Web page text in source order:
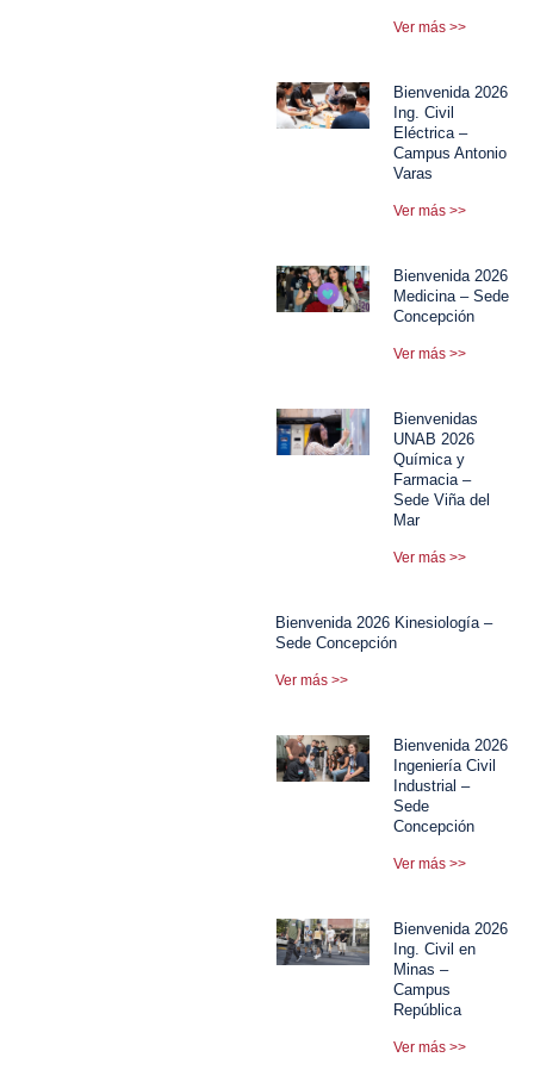
Ver más >>
Bienvenida 2026
Ing. Civil
Eléctrica –
Campus Antonio
Varas
Ver más >>
Bienvenida 2026
Medicina – Sede
Concepción
Ver más >>
Bienvenidas
UNAB 2026
Química y
Farmacia –
Sede Viña del
Mar
Ver más >>
Bienvenida 2026 Kinesiología –
Sede Concepción
Ver más >>
Bienvenida 2026
Ingeniería Civil
Industrial –
Sede
Concepción
Ver más >>
Bienvenida 2026
Ing. Civil en
Minas –
Campus
República
Ver más >>